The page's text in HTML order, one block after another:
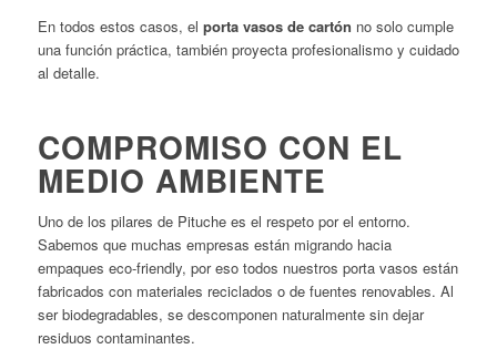
En todos estos casos, el porta vasos de cartón no solo cumple
una función práctica, también proyecta profesionalismo y cuidado
al detalle.
COMPROMISO CON EL
MEDIO AMBIENTE
Uno de los pilares de Pituche es el respeto por el entorno.
Sabemos que muchas empresas están migrando hacia
empaques eco-friendly, por eso todos nuestros porta vasos están
fabricados con materiales reciclados o de fuentes renovables. Al
ser biodegradables, se descomponen naturalmente sin dejar
residuos contaminantes.